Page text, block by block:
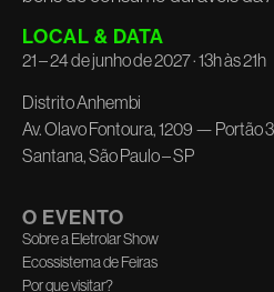
LOCAL & DATA
21 – 24 de junho de 2027 · 13h às 21h
Distrito Anhembi
Av. Olavo Fontoura, 1209 — Portão
Santana, São Paulo – SP
O EVENTO
Sobre a Eletrolar Show
Ecossistema de Feiras
Por que visitar?